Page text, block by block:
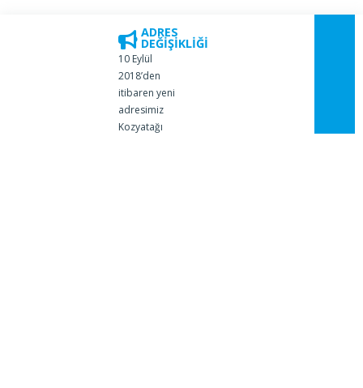
ADRES
DEĞİŞİKLİĞİ
10 Eylül
2018’den
itibaren yeni
adresimiz
Kozyatağı